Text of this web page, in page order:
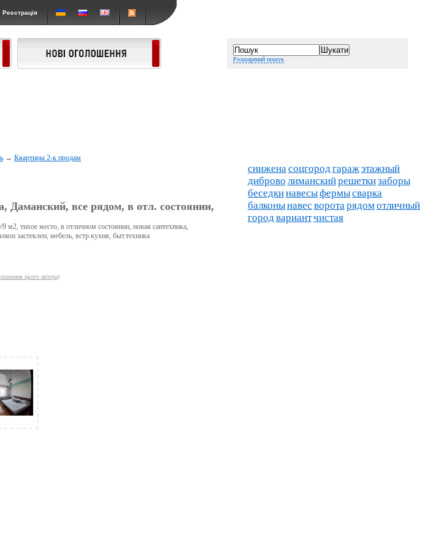
Реєстрація
Розширений пошук
→Квартиры 2-к продам
Даманский, все рядом, в отл. состоянии,
м2, тихое место, в отличном состоянии, новая сантехника,
застеклен, мебель, встр.кухня, быт.техника
цього автора)
сниженасоцгородгаражэтажный
диброво лиманскийрешеткизаборы
беседкинавесыфермысварка
балконынавес воротарядомотличный
городвариантчистая